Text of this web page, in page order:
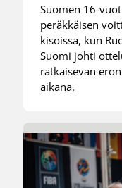
Suomen 16-
peräkkäisen
kisoissa, kun
Suomi johti
ratkaisevan
aikana.